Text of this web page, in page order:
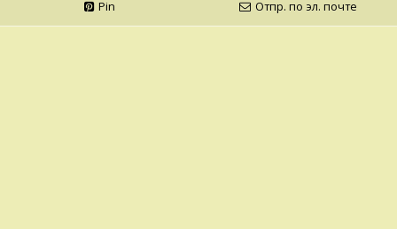
Pin Отпр. по эл. почте